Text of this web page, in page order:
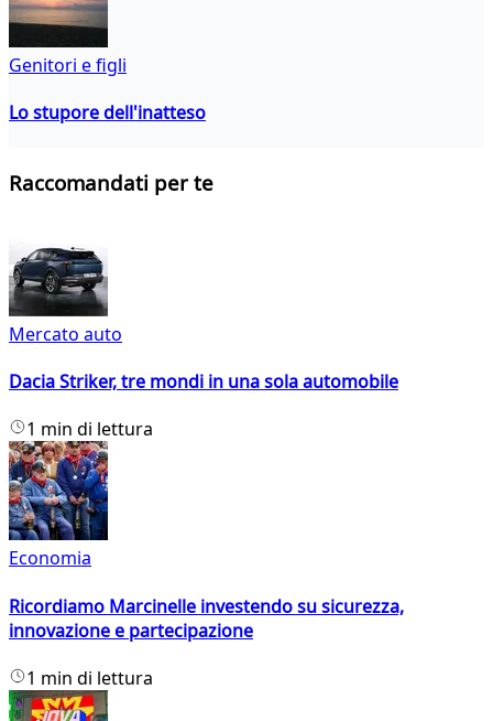
Genitori e figli
Lo stupore dell'inatteso
Raccomandati per te
Mercato auto
Dacia Striker, tre mondi in una sola automobile
1 min di lettura
Economia
Ricordiamo Marcinelle investendo su sicurezza,
innovazione e partecipazione
1 min di lettura